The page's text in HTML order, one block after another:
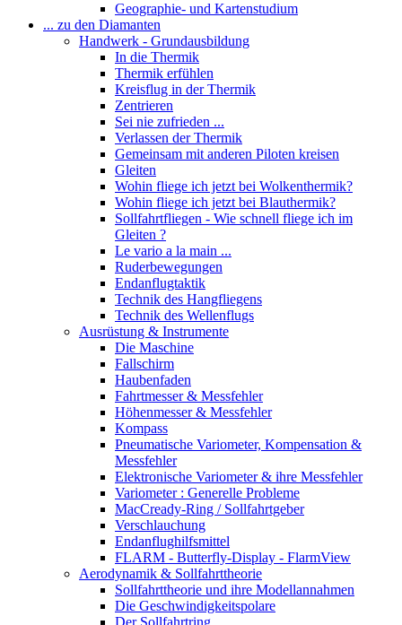
Geographie- und Kartenstudium
... zu den Diamanten
Handwerk - Grundausbildung
In die Thermik
Thermik erfühlen
Kreisflug in der Thermik
Zentrieren
Sei nie zufrieden ...
Verlassen der Thermik
Gemeinsam mit anderen Piloten kreisen
Gleiten
Wohin fliege ich jetzt bei Wolkenthermik?
Wohin fliege ich jetzt bei Blauthermik?
Sollfahrtfliegen - Wie schnell fliege ich im
Gleiten ?
Le vario a la main ...
Ruderbewegungen
Endanflugtaktik
Technik des Hangfliegens
Technik des Wellenflugs
Ausrüstung & Instrumente
Die Maschine
Fallschirm
Haubenfaden
Fahrtmesser & Messfehler
Höhenmesser & Messfehler
Kompass
Pneumatische Variometer, Kompensation &
Messfehler
Elektronische Variometer & ihre Messfehler
Variometer : Generelle Probleme
MacCready-Ring / Sollfahrtgeber
Verschlauchung
Endanflughilfsmittel
FLARM - Butterfly-Display - FlarmView
Aerodynamik & Sollfahrttheorie
Sollfahrttheorie und ihre Modellannahmen
Die Geschwindigkeitspolare
Der Sollfahrtring